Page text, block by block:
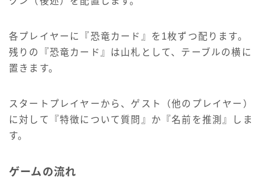
各プレイヤーに『恐竜カード』を1枚ずつ配ります。
残りの『恐竜カード』は山札として、テーブルの横に
置きます。
スタートプレイヤーから、ゲスト（他のプレイヤー）
に対して『特徴について質問』か『名前を推測』しま
す。
ゲームの流れ